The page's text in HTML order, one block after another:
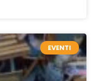
EVENTI